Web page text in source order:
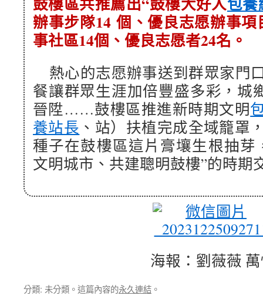
辦事步隊14 個、優良志愿辦事
事社區14個、優良志愿者24名。
熱心的志愿辦事送到群眾家門
餐讓群眾生涯加倍豐盛多彩，城
晉陞……鼓樓區推進新時期文明
養站長 、站）扶植完成全域籠罩
種子在鼓樓區這片膏壤生根抽芽
文明城市、共建聰明鼓樓”的時期
海報：劉薇薇
分類: 未分類。這篇內容的永久連結 。